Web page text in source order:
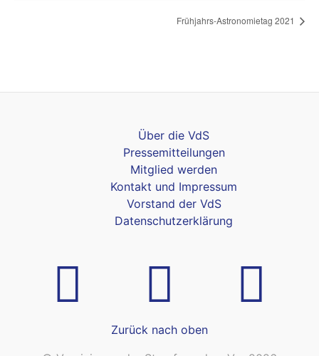
Frühjahrs-Astronomietag 2021
Über die VdS
Pressemitteilungen
Mitglied werden
Kontakt und Impressum
Vorstand der VdS
Datenschutzerklärung
Zurück nach oben